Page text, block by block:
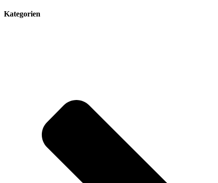
Kategorien